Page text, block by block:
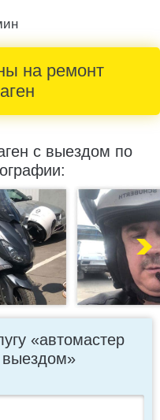
на ремонт
с выездом по
«автомастер
выездом»